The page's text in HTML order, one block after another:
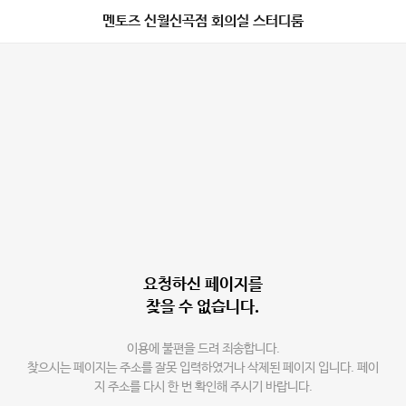
멘토즈 신월신곡점 회의실 스터디룸
요청하신 페이지를
찾을 수 없습니다.
이용에 불편을 드려 죄송합니다.
찾으시는 페이지는 주소를 잘못 입력하였거나 삭제된 페이지 입니다. 페이
지 주소를 다시 한 번 확인해 주시기 바랍니다.